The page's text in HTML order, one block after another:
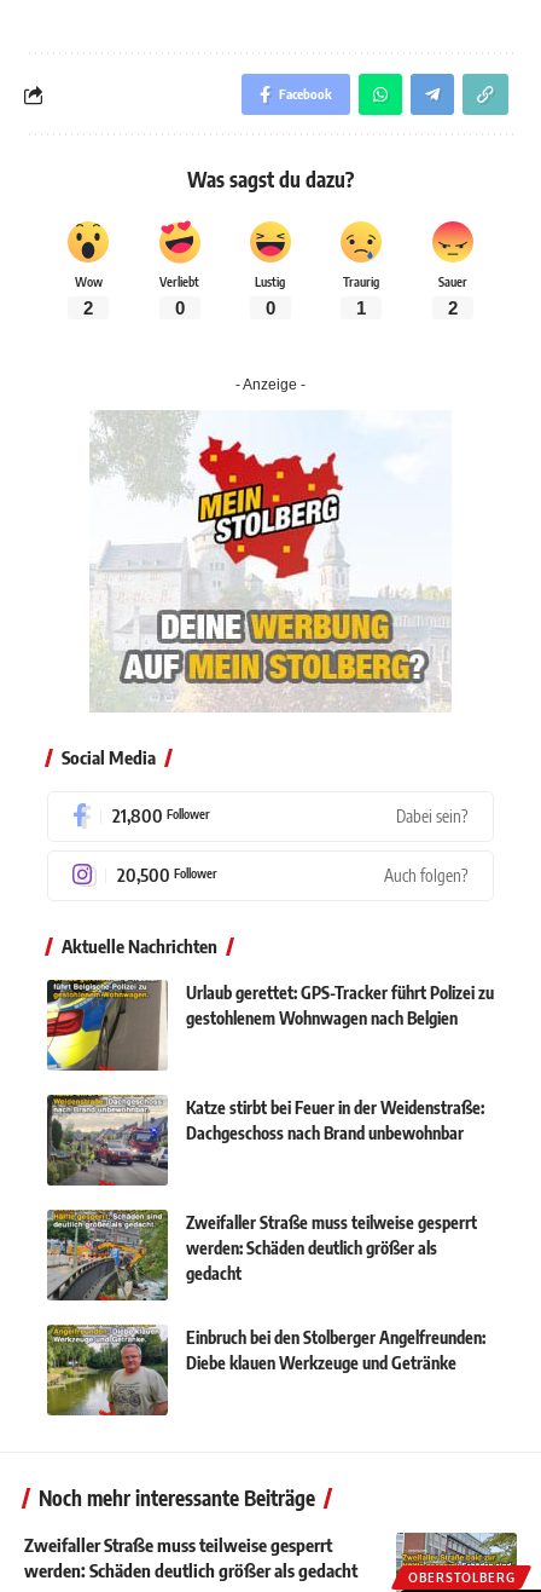
Facebook
Was sagst du dazu?
Wow
2
Verliebt
0
Lustig
0
Traurig
1
Sauer
2
- Anzeige -
Social Media
21,800 Follower Dabei sein?
20,500 Follower Auch folgen?
Aktuelle Nachrichten
Urlaub gerettet: GPS-Tracker führt Polizei zu
gestohlenem Wohnwagen nach Belgien
Katze stirbt bei Feuer in der Weidenstraße:
Dachgeschoss nach Brand unbewohnbar
Zweifaller Straße muss teilweise gesperrt
werden: Schäden deutlich größer als
gedacht
Einbruch bei den Stolberger Angelfreunden:
Diebe klauen Werkzeuge und Getränke
Noch mehr interessante Beiträge
OBERSTOLBERG
Zweifaller Straße muss teilweise gesperrt
werden: Schäden deutlich größer als gedacht